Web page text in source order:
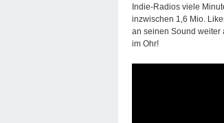
Indie-Radios viele
inzwischen 1,6 Mio.
an seinen Sound weiter
im Ohr!